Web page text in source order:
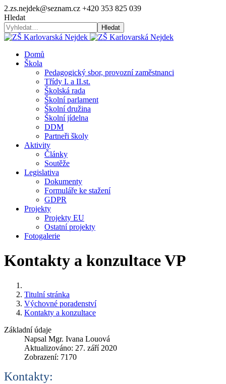
2.zs.nejdek@seznam.cz +420 353 825 039
Hledat
Hledat
Domů
Škola
Pedagogický sbor, provozní zaměstnanci
Třídy I. a II.st.
Školská rada
Školní parlament
Školní družina
Školní jídelna
DDM
Partneři školy
Aktivity
Články
Soutěže
Legislativa
Dokumenty
Formuláře ke stažení
GDPR
Projekty
Projekty EU
Ostatní projekty
Fotogalerie
Kontakty a konzultace VP
Titulní stránka
Výchovné poradenství
Kontakty a konzultace
Základní údaje
Napsal Mgr. Ivana Louová
Aktualizováno: 27. září 2020
Zobrazení: 7170
Kontakty: